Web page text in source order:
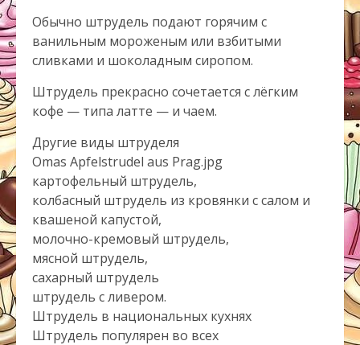
Обычно штрудель подают горячим с
ванильным мороженым или взбитыми
сливками и шоколадным сиропом.
Штрудель прекрасно сочетается с лёгким
кофе — типа латте — и чаем.
Другие виды штруделя
Omas Apfelstrudel aus Prag.jpg
картофельный штрудель,
колбасный штрудель из кровянки с салом и
квашеной капустой,
молочно-кремовый штрудель,
мясной штрудель,
сахарный штрудель
штрудель с ливером.
Штрудель в национальных кухнях
Штрудель популярен во всех